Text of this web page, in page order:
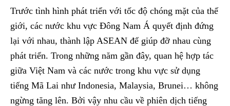
Trước tình hình phát triển với tốc độ chóng mặt của thế
giới, các nước khu vực Đông Nam Á quyết định đứng
lại với nhau, thành lập ASEAN để giúp đỡ nhau cùng
phát triển. Trong những năm gần đây, quan hệ hợp tác
giữa Việt Nam và các nước trong khu vực sử dụng
tiếng Mã Lai như Indonesia, Malaysia, Brunei… không
ngừng tăng lên. Bởi vậy nhu cầu về phiên dịch tiếng